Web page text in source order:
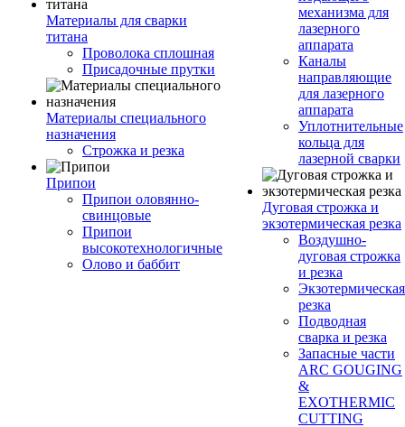
Материалы для сварки
титана
Проволока сплошная
Присадочные прутки
Материалы специального
назначения
Строжка и резка
Припои
Припои оловянно-
свинцовые
Припои
высокотехнологичные
Олово и баббит
механизма для
лазерного
аппарата
Каналы
направляющие
для лазерного
аппарата
Уплотнительные
кольца для
лазерной сварки
Дуговая строжка и
экзотермическая резка
Воздушно-
дуговая строжка
и резка
Экзотермическая
резка
Подводная
сварка и резка
Запасные части
ARC GOUGING
&
EXOTHERMIC
CUTTING